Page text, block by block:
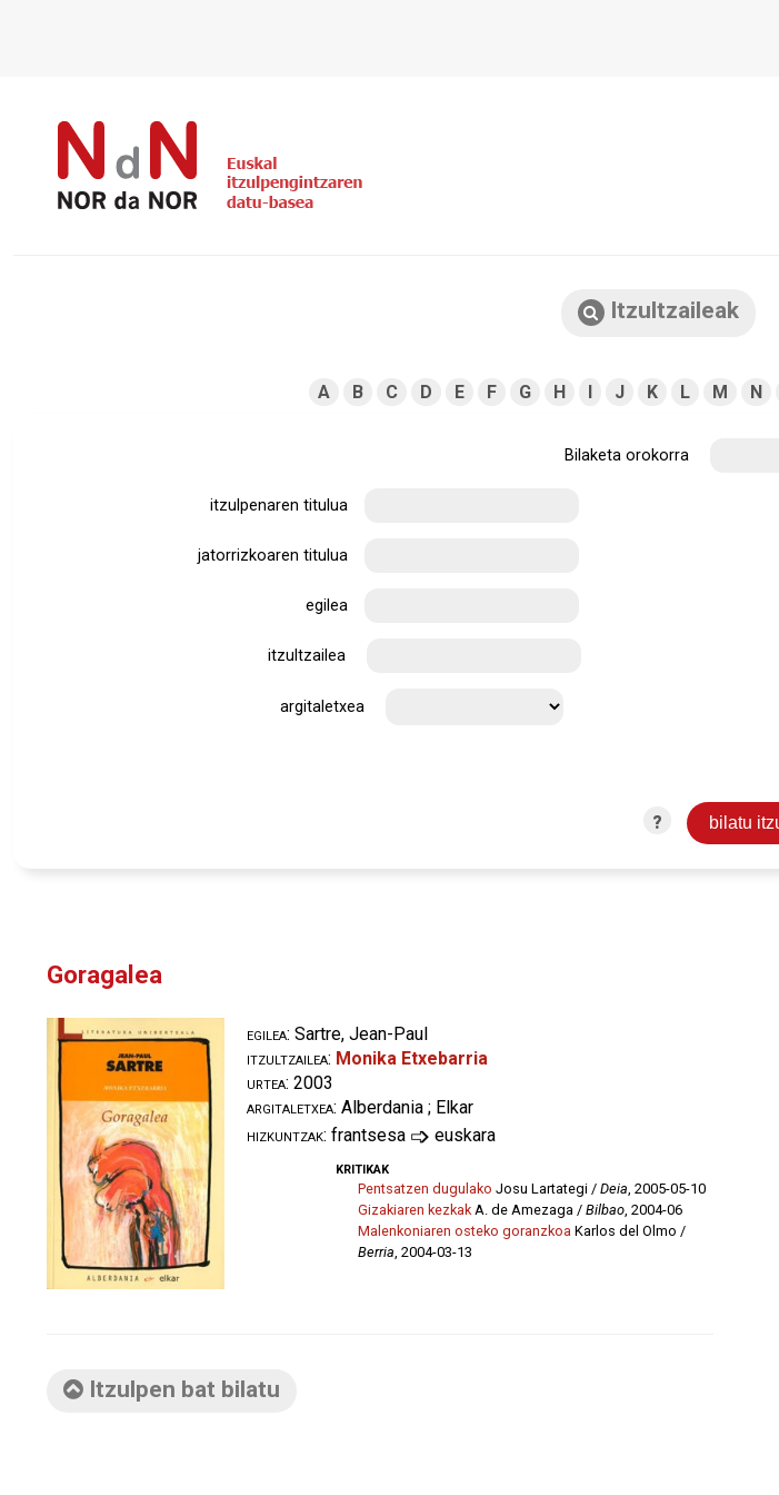
Itzultzaileak
A B C D E F G H I J K L M N
Bilaketa orokorra
itzulpenaren titulua
jatorrizkoaren titulua
egilea
itzultzailea
argitaletxea
?
Goragalea
egilea: Sartre, Jean-Paul
itzultzailea: Monika Etxebarria
urtea: 2003
argitaletxea: Alberdania ; Elkar
hizkuntzak: frantsesa ➩ euskara
kritikak
Pentsatzen dugulako Josu Lartategi / Deia , 2005-05-10
Gizakiaren kezkak A. de Amezaga / Bilbao , 2004-06
Malenkoniaren osteko goranzkoa Karlos del Olmo /
Berria , 2004-03-13
Itzulpen bat bilatu